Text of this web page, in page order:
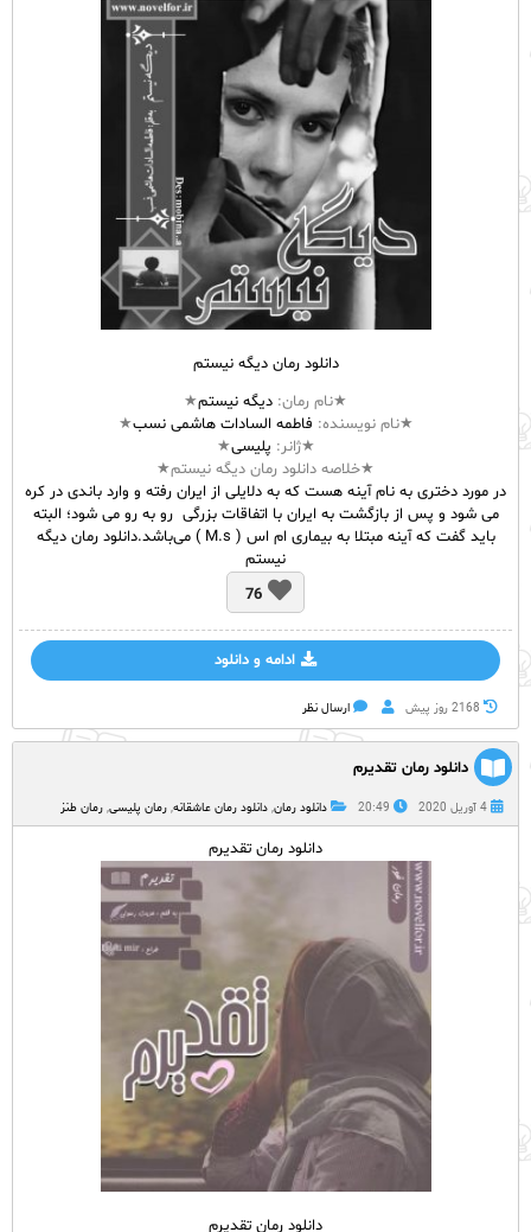
دانلود رمان دیگه نیستم
★نام رمان: دیگه نیستم★
★نام نویسنده: فاطمه السادات هاشمی نسب★
★ژانر: پلیسی★
★خلاصه دانلود رمان دیگه نیستم★
در مورد دختری به نام آینه هست که به دلایلی از ایران رفته و وارد باندی در کره
می شود و پس از بازگشت به ایران با اتفاقات بزرگی رو به رو می شود؛ البته
باید گفت که آینه مبتلا به بیماری ام اس ( M.s ) می‌باشد.دانلود رمان دیگه
نیستم
76
ادامه و دانلود
2168 روز پيش ارسال نظر
دانلود رمان تقدیرم
4 آوریل 2020 20:49 دانلود رمان, دانلود رمان عاشقانه, رمان پلیسی, رمان طنز
دانلود رمان تقدیرم
دانلود رمان تقدیرم